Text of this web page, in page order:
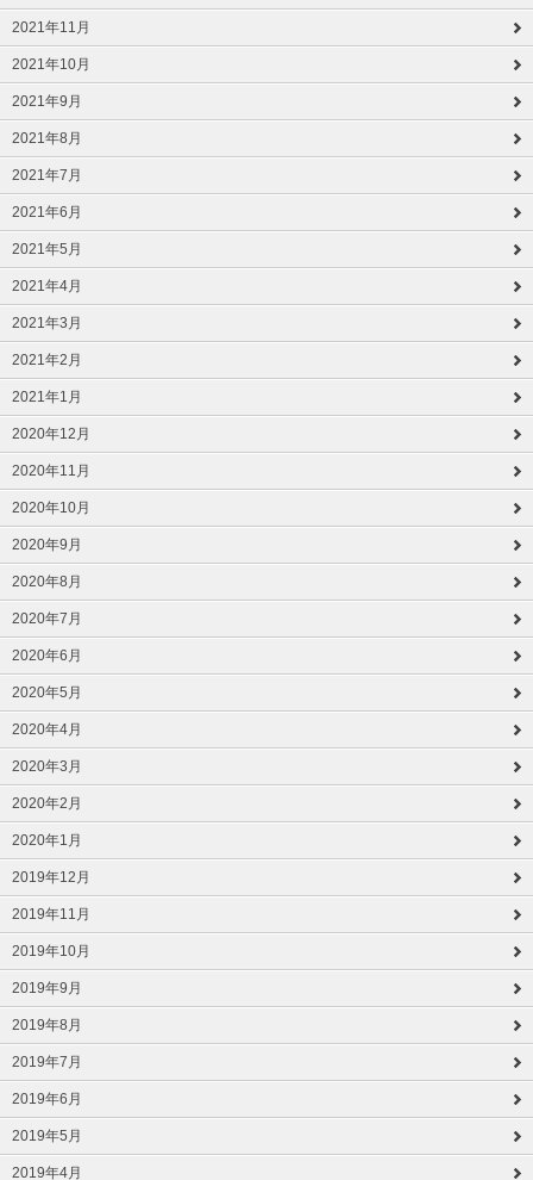
2021年11月
2021年10月
2021年9月
2021年8月
2021年7月
2021年6月
2021年5月
2021年4月
2021年3月
2021年2月
2021年1月
2020年12月
2020年11月
2020年10月
2020年9月
2020年8月
2020年7月
2020年6月
2020年5月
2020年4月
2020年3月
2020年2月
2020年1月
2019年12月
2019年11月
2019年10月
2019年9月
2019年8月
2019年7月
2019年6月
2019年5月
2019年4月